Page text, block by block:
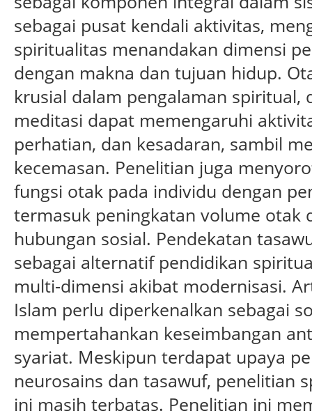
sebagai pusat kendali aktivitas,
spiritualitas menandakan dimensi
dengan makna dan tujuan hidup.
krusial dalam pengalaman
meditasi dapat memengaruhi
perhatian, dan kesadaran, sambil
kecemasan. Penelitian juga
fungsi otak pada individu dengan
termasuk peningkatan volume otak
hubungan sosial. Pendekatan
sebagai alternatif pendidikan
multi-dimensi akibat modernisasi.
Islam perlu diperkenalkan sebagai
mempertahankan keseimbangan
syariat. Meskipun terdapat upaya
neurosains dan tasawuf, penelitian
ini masih terbatas. Penelitian ini